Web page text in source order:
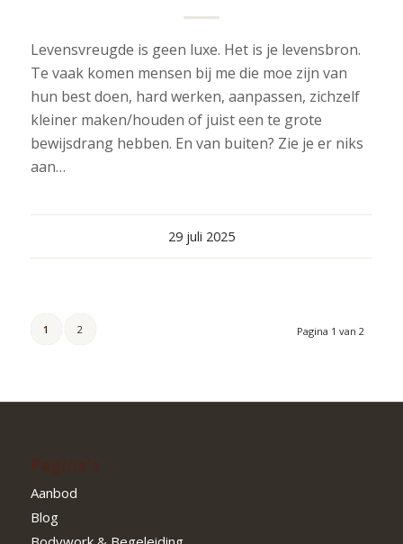
Levensvreugde is geen luxe. Het is je levensbron.
Te vaak komen mensen bij me die moe zijn van
hun best doen, hard werken, aanpassen, zichzelf
kleiner maken/houden of juist een te grote
bewijsdrang hebben. En van buiten? Zie je er niks
aan…
29 juli 2025
Pagina 1 van 2
1 2
Pagina’s
Aanbod
Blog